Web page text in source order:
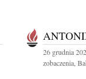
26 grudnia
zobaczenia,